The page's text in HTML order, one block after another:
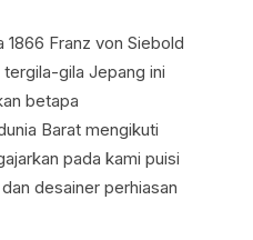
Franz von Siebold
gila Jepang ini
betapa
Barat mengikuti
pada kami puisi
desainer perhiasan